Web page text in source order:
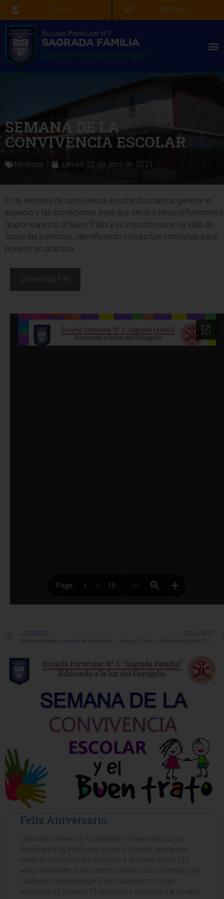
Cursos WebMail
SEMANA DE LA
CONVIVENCIA ESCOLAR
Noticias jueves 22 de abril de 2021
En la semana de convivencia escolar buscamos generar el
espacio y las condiciones para que niños y niñas reflexionen
grupo respecto al Buen Trato y su importancia en la vida de
todas las personas, identificando conductas concretas para
ponerlo en práctica.
Download File
ANTERIOR
Tercera entrega canasta de alimentación
SIGUIENTE
Concuro Premio lectores digitales 2021
Feliz Aniversario
Estimados Padres y Apoderados: Esperando que se
encuentre muy bien junto a toda su familia, queremos
celebrar con todos los alumnos y alumnas estos 123
años de existencia de nuestro colegio. Las actividades de
celebración de aniversario las realizaremos el día
miércoles 13 y jueves 14 de octubre. Se seguirá el horario